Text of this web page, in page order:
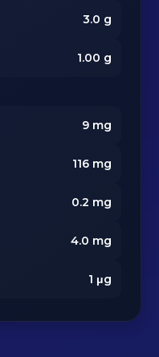
3.0 g
1.00 g
9mg
116mg
0.2 mg
4.0 mg
1 μg